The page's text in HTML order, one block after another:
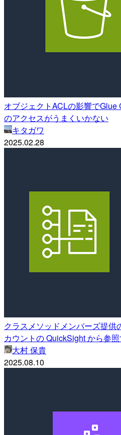
オブジェクトACLの影響でGlue
のアクセスがうまくいかない
キタガワ
2025.02.28
クラスメソッドメンバーズ提
カウントの QuickSight から参
大村 保貴
2025.08.10